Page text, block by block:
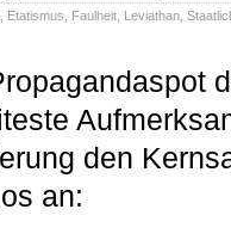
Etatismus Faulheit Leviathan
den
an: